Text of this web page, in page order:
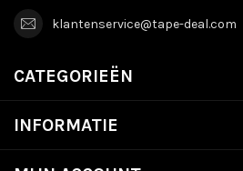
klantenservice@tape-deal.com
CATEGORIEËN
INFORMATIE